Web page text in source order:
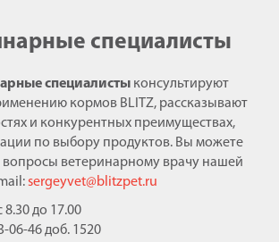
специалисты
специалисты консультируют
кормов BLITZ, рассказывают
и конкурентных преимуществах,
по выбору продуктов. Вы можете
ветеринарному врачу нашей
sergeyvet@blitzpet.ru
до 17.00
06-46 доб. 1520